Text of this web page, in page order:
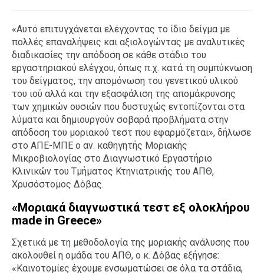
«Αυτό επιτυγχάνεται ελέγχοντας το ίδιο δείγμα με
πολλές επαναλήψεις και αξιολογώντας με αναλυτικές
διαδικασίες την απόδοση σε κάθε στάδιο του
εργαστηριακού ελέγχου, όπως π.χ. κατά τη συμπύκνωση
του δείγματος, την απομόνωση του γενετικού υλικού
του ιού αλλά και την εξασφάλιση της απομάκρυνσης
των χημικών ουσιών που δυστυχώς εντοπίζονται στα
λύματα και δημιουργούν σοβαρά προβλήματα στην
απόδοση του μοριακού τεστ που εφαρμόζεται», δήλωσε
στο ΑΠΕ-ΜΠΕ ο αν. καθηγητής Μοριακής
Μικροβιολογίας στο Διαγνωστικό Εργαστήριο
Κλινικών του Τμήματος Κτηνιατρικής του ΑΠΘ,
Χρυσόστομος Δόβας.
«Μοριακά διαγνωστικά τεστ εξ ολοκλήρου
made in Greece»
Σχετικά με τη μεθοδολογία της μοριακής ανάλυσης που
ακολουθεί η ομάδα του ΑΠΘ, ο κ. Δόβας εξήγησε:
«Καινοτομίες έχουμε ενσωματώσει σε όλα τα στάδια,